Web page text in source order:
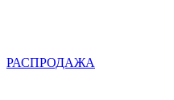
РАСПРОДАЖА